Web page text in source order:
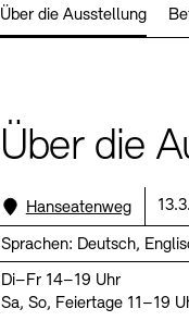
Newsletter Presse
Kunstsektionen
Europäische
JUNGE AKADEMIE
Kulturelle
Studio für
Büro der
Mediathek
schau depot
Bilderkeller
Ausstellungen &
Publikationen
Abteilungen &
Bibliothek
Kunstsammlung
Über die Ausstellung
Über die
Standort:
Hanseatenweg
Sprachen: Deutsch,
Di–Fr 14–19 Uhr
Sa, So, Feiertage 11–19